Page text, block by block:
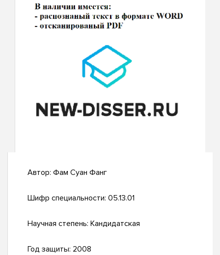
Автор: Фам Суан Фанг
Шифр специальности: 05.13.01
Научная степень: Кандидатская
Год защиты: 2008